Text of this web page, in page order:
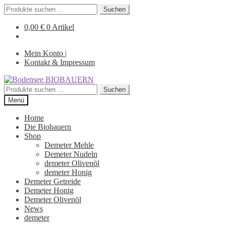
Suchen
nach:
Suchen
0,00 € 0 Artikel
Mein Konto |
Kontakt & Impressum
Zur
Navigation
springen
Zum
Inhalt
springen
Suchen
nach:
Suchen
Menü
Home
Die Biobauern
Shop
Demeter Mehle
Demeter Nudeln
demeter Olivenöl
demeter Honig
Demeter Getreide
Demeter Honig
Demeter Olivenöl
News
demeter